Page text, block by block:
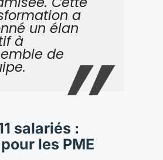
a
un élan
à
de
salariés :
les PME